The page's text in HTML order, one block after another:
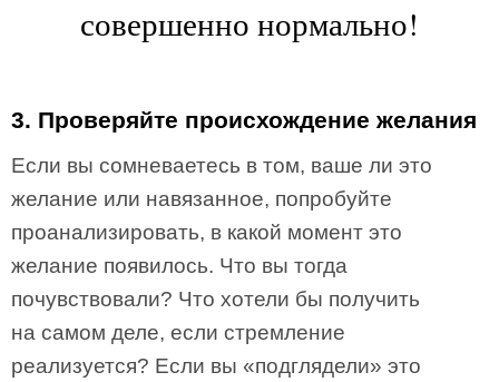
совершенно нормально!
3. Проверяйте происхождение желания
Если вы сомневаетесь в том, ваше ли это
желание или навязанное, попробуйте
проанализировать, в какой момент это
желание появилось. Что вы тогда
почувствовали? Что хотели бы получить
на самом деле, если стремление
реализуется? Если вы «подглядели» это